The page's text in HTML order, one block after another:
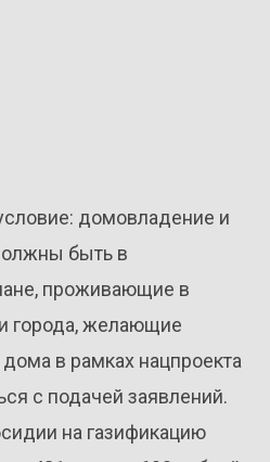
домовладение и
быть в
проживающие в
города, желающие
в рамках нацпроекта
с подачей заявлений.
на газификацию